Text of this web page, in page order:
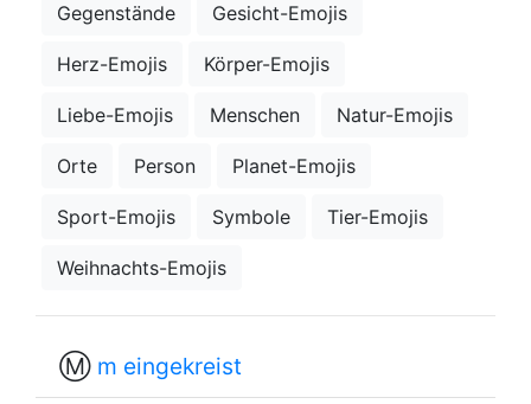
Gegenstände Gesicht-Emojis
Herz-Emojis Körper-Emojis
Liebe-Emojis Menschen Natur-Emojis
Orte Person Planet-Emojis
Sport-Emojis Symbole Tier-Emojis
Weihnachts-Emojis
Ⓜ m eingekreist